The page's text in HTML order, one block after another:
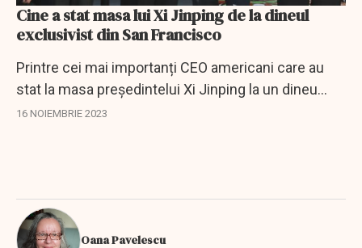
Cine a stat masa lui Xi Jinping de la dineul
exclusivist din San Francisco
Printre cei mai importanți CEO americani care au
stat la masa președintelui Xi Jinping la un dineu
exclusivist în San Francisco, s-au numărat și Larry
16 NOIEMBRIE 2023
Oana Pavelescu